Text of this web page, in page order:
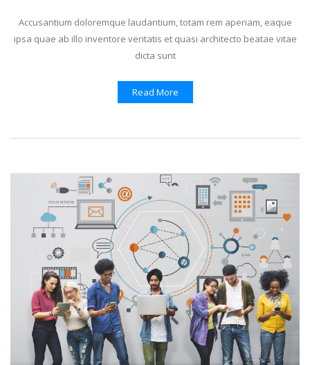
Accusantium doloremque laudantium, totam rem aperiam, eaque
ipsa quae ab illo inventore veritatis et quasi architecto beatae vitae
dicta sunt
Read More